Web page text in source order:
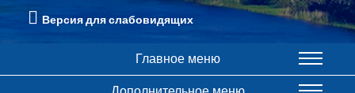
Версия для слабовидящих
Главное меню